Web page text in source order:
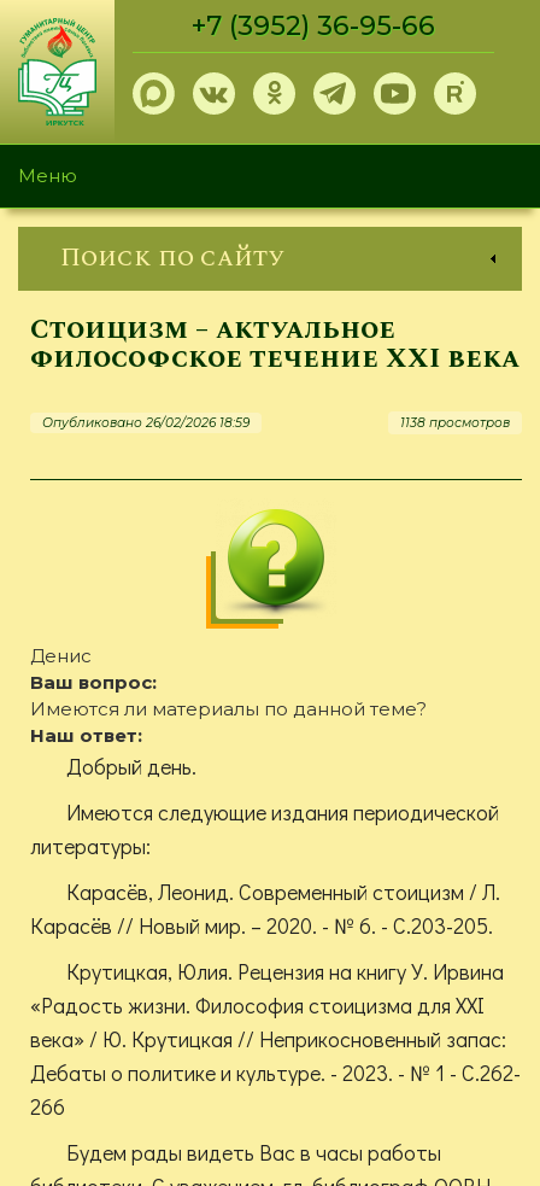
Перейти
основному
содержанию
+7 (3952) 36-95-66
Меню
Поиск по сайту
Стоицизм – актуальное
философское течение XXI века
Опубликовано 26/02/2026 18:59 1138 просмотров
Денис
Ваш вопрос:
Имеются ли материалы по данной теме?
Наш ответ:
Добрый день.
Имеются следующие издания периодической
литературы:
Карасёв, Леонид. Современный стоицизм / Л.
Карасёв // Новый мир. – 2020. - № 6. - С.203-205.
Крутицкая, Юлия. Рецензия на книгу У. Ирвина
«Радость жизни. Философия стоицизма для XXI
века» / Ю. Крутицкая // Неприкосновенный запас:
Дебаты о политике и культуре. - 2023. - № 1 - С.262-
266
Будем рады видеть Вас в часы работы